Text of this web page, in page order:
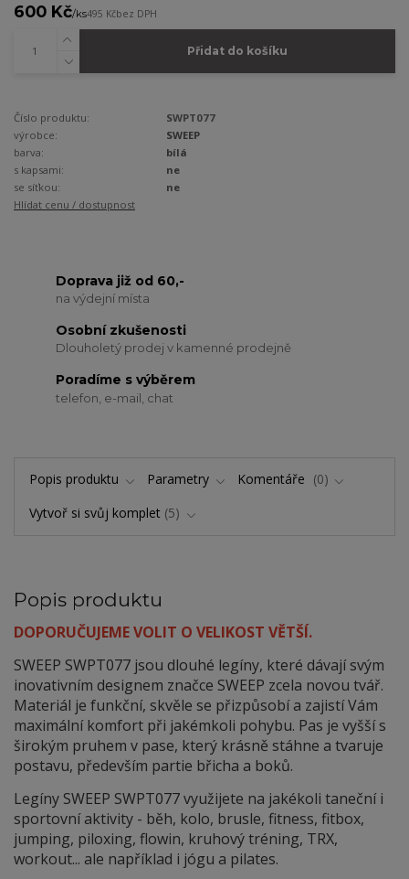
600 Kč/ks495 Kčbez DPH
Přidat do košíku
Číslo produktu:
SWPT077
výrobce:
SWEEP
barva:
bílá
s kapsami:
ne
se síťkou:
ne
Hlídat cenu / dostupnost
Doprava již od 60,-
na výdejní místa
Osobní zkušenosti
Dlouholetý prodej v kamenné prodejně
Poradíme s výběrem
telefon, e-mail, chat
Popis produktu Parametry Komentáře
0
Vytvoř si svůj komplet 5
Popis produktu
DOPORUČUJEME VOLIT O VELIKOST VĚTŠÍ.
SWEEP SWPT077 jsou dlouhé legíny, které dávají svým
inovativním designem značce SWEEP zcela novou tvář.
Materiál je funkční, skvěle se přizpůsobí a zajistí Vám
maximální komfort při jakémkoli pohybu. Pas je vyšší s
širokým pruhem v pase, který krásně stáhne a tvaruje
postavu, především partie břicha a boků.
Legíny SWEEP SWPT077 využijete na jakékoli taneční i
sportovní aktivity - běh, kolo, brusle, fitness, fitbox,
jumping, piloxing, flowin, kruhový tréning, TRX,
workout... ale například i jógu a pilates.